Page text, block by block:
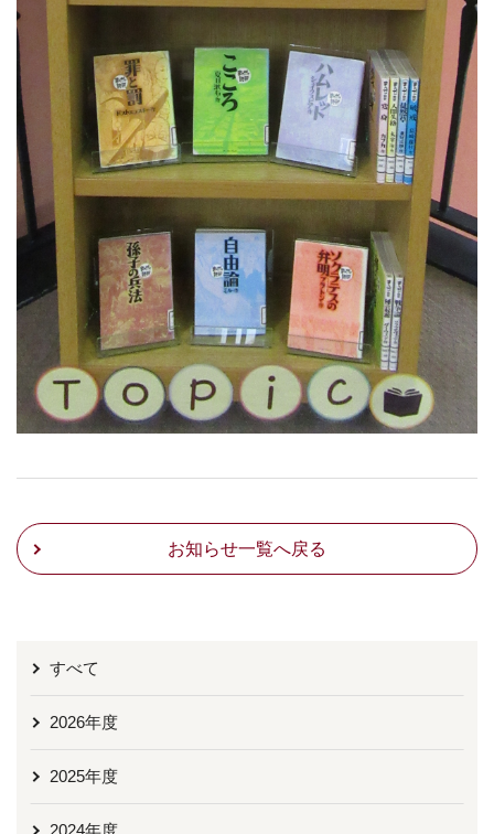
お知らせ一覧へ戻る
すべて
2026年度
2025年度
2024年度